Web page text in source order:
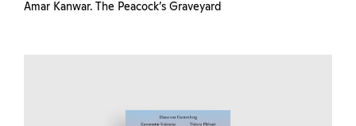
Amar Kanwar. The Peacock’s Graveyard